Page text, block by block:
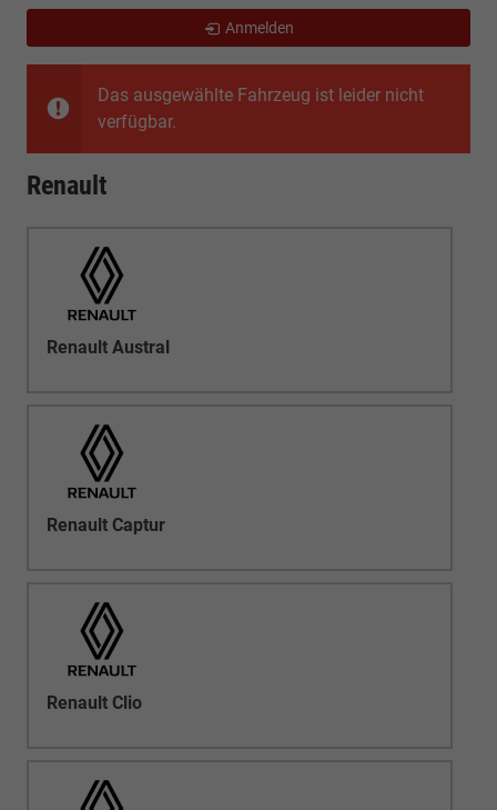
Das ausgewählte Fahrzeug ist leider nicht
verfügbar.
Renault
Renault Austral
Renault Captur
Renault Clio
Anmelden